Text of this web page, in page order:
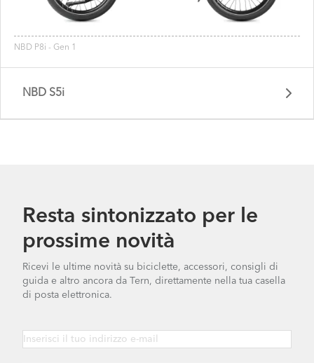
NBD P8i - Gen 1
NBD S5i
NBD S5i - Gen 1
Resta sintonizzato per le
prossime novità
Ricevi le ultime novità su biciclette, accessori, consigli di
guida e altro ancora da Tern, direttamente nella tua casella
di posta elettronica.